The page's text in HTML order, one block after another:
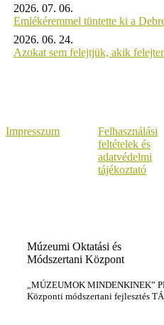
2026. 07. 06.
Emlékéremmel tüntette ki a
2026. 06. 24.
Azokat sem felejtjük, akik
Impresszum
Felhasználási
feltételek és
adatvédelmi
tájékoztató
Múzeumi Oktatási és
Módszertani Központ
„MÚZEUMOK MINDENKINEK”
Központi módszertani fejlesztés